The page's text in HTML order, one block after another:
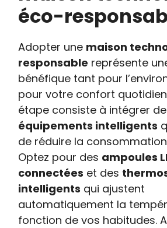
éco-
Adopter une maison
responsable représente
bénéfique tant pour
pour votre confort
étape consiste à intégrer
équipements intelligents
de réduire la
Optez pour des ampoules
connectées et des
intelligents qui ajustent
automatiquement la
fonction de vos habitudes.